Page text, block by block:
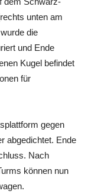
unten am
die
und Ende
Kugel befindet
für
gegen
abgedichtet. Ende
Nach
können nun